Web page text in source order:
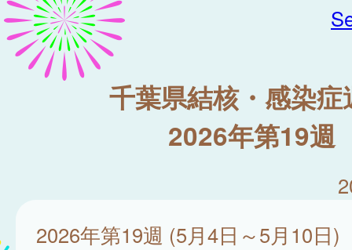
千葉県結核・感染症
2026年第19週
2026年第19週 (5月4日～5月10日)